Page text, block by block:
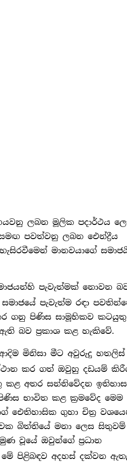
ලබන මූලික පදාර්ථය
සමඟ පවත්වනු ලබන ඓන්ද්‍රීය
මානවයාගේ
පැවැත්මක් නොවන
පැවැත්ම රඳා
ගනු පිණිස සාමූහිකව කටයුතු
බව ප්‍රකාශ කළ හැකිවේ.
මිනිසා මීට අවුරුදු හතලිස්
කර ගත් ඔවුහු දඩයම්
කළ අතර සන්නිවේදන
භාවිත කළ ක්‍රමවේද මෙම
ඓතිහාසික ගුහා චිත්‍ර
බිත්තියේ මනා ලෙස සිතුවම්
වූයේ ඔවුන්ගේ ප්‍රධාන
පිළිබඳව අදහස් දක්වන